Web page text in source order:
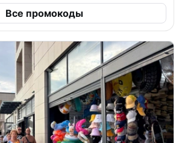
Все промокоды